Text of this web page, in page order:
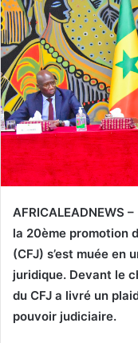
r
e
s
u
T
w
i
t
t
y
e
u
n
o
u
r
r
AFRICALEADNEWS
la 20ème promotion
(CFJ) s’est muée en
juridique. Devant le
du CFJ a livré un
pouvoir judiciaire.